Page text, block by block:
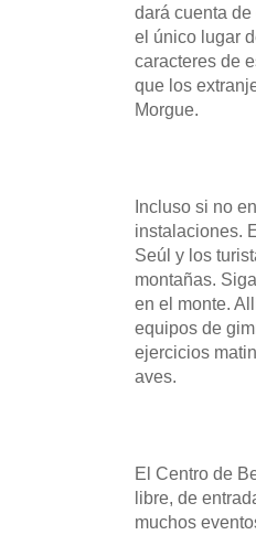
dará cuenta
el único lugar
caracteres de
que los
Morgue.
Incluso si no
instalaciones.
Seúl y los
montañas.
en el monte.
equipos de
ejercicios
aves.
El Centro de
libre, de
muchos